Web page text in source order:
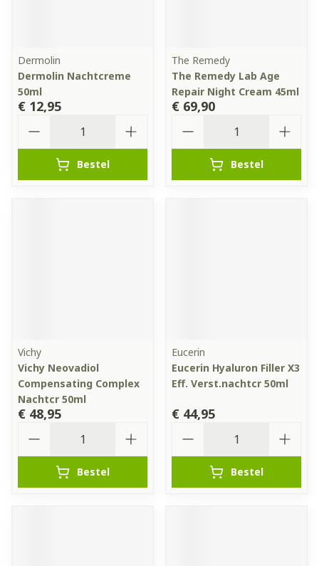
Dermolin
Dermolin Nachtcreme
50ml
€ 12,95
Bestel
The Remedy
The Remedy Lab Age
Repair Night Cream 45ml
€ 69,90
Bestel
Vichy
Vichy Neovadiol
Compensating Complex
Nachtcr 50ml
€ 48,95
Bestel
Eucerin
Eucerin Hyaluron Filler X3
Eff. Verst.nachtcr 50ml
€ 44,95
Bestel